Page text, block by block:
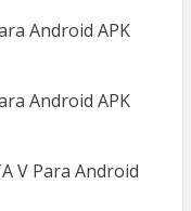
Android APK
Android APK
V Para Android